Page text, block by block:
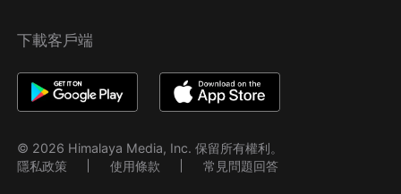
下載客戶端
© 2026 Himalaya Media, Inc. 保留所有權利。
隱私政策
使用條款 常見問題回答